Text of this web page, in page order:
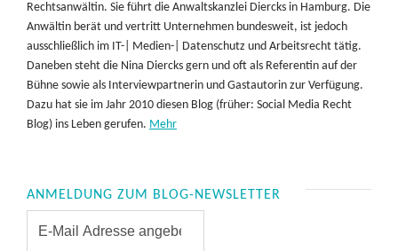
Rechtsanwältin. Sie führt die Anwaltskanzlei Diercks in Hamburg. Die
Anwältin berät und vertritt Unternehmen bundesweit, ist jedoch
ausschließlich im IT-| Medien-| Datenschutz und Arbeitsrecht tätig.
Daneben steht die Nina Diercks gern und oft als Referentin auf der
Bühne sowie als Interviewpartnerin und Gastautorin zur Verfügung.
Dazu hat sie im Jahr 2010 diesen Blog (früher: Social Media Recht
Blog) ins Leben gerufen. Mehr
ANMELDUNG ZUM BLOG-NEWSLETTER